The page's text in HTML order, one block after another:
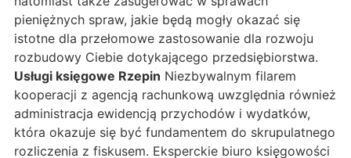
pieniężnych spraw, jakie będą mogły okazać się
istotne dla przełomowe zastosowanie dla rozwoju
rozbudowy Ciebie dotykającego przedsiębiorstwa.
Usługi księgowe Rzepin Niezbywalnym filarem
kooperacji z agencją rachunkową uwzględnia również
administracja ewidencją przychodów i wydatków,
która okazuje się być fundamentem do skrupulatnego
rozliczenia z fiskusem. Eksperckie biuro księgowości